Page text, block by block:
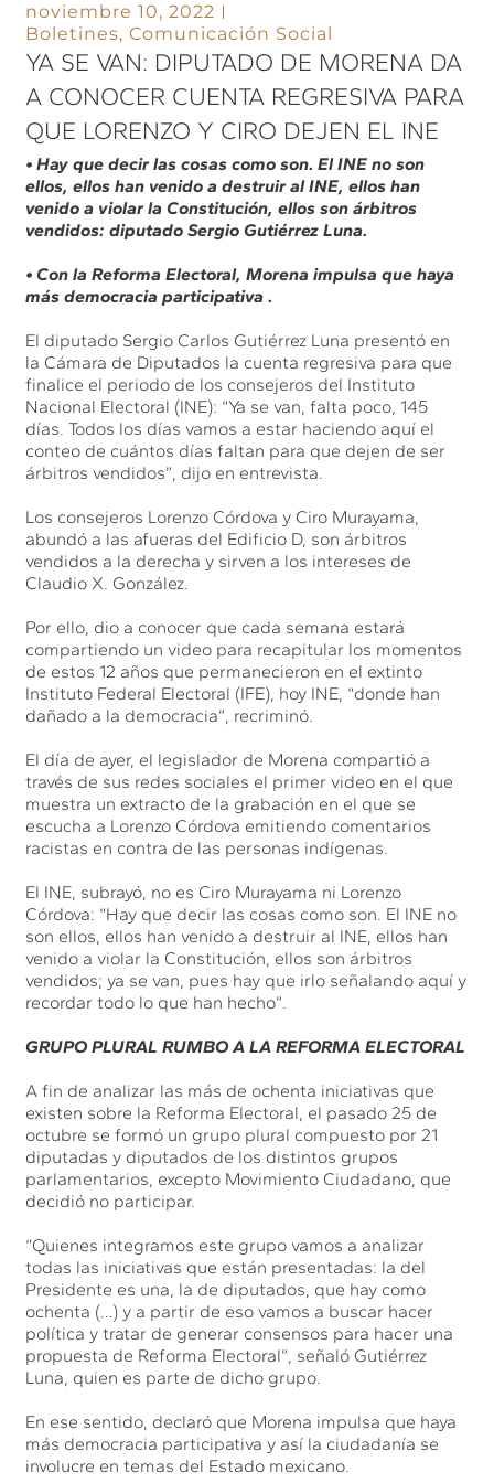
noviembre 10, 2022
Boletines,Comunicación Social
YA SE VAN: DIPUTADO DE MORENA DA
A CONOCER CUENTA REGRESIVA PARA
QUE LORENZO Y CIRO DEJEN EL INE
• Hay que decir las cosas como son. El INE no son
ellos, ellos han venido a destruir al INE, ellos han
venido a violar la Constitución, ellos son árbitros
vendidos: diputado Sergio Gutiérrez Luna.
• Con la Reforma Electoral, Morena impulsa que haya
más democracia participativa .
El diputado Sergio Carlos Gutiérrez Luna presentó en
la Cámara de Diputados la cuenta regresiva para que
finalice el periodo de los consejeros del Instituto
Nacional Electoral (INE): “Ya se van, falta poco, 145
días. Todos los días vamos a estar haciendo aquí el
conteo de cuántos días faltan para que dejen de ser
árbitros vendidos”, dijo en entrevista.
Los consejeros Lorenzo Córdova y Ciro Murayama,
abundó a las afueras del Edificio D, son árbitros
vendidos a la derecha y sirven a los intereses de
Claudio X. González.
Por ello, dio a conocer que cada semana estará
compartiendo un video para recapitular los momentos
de estos 12 años que permanecieron en el extinto
Instituto Federal Electoral (IFE), hoy INE, “donde han
dañado a la democracia”, recriminó.
El día de ayer, el legislador de Morena compartió a
través de sus redes sociales el primer video en el que
muestra un extracto de la grabación en el que se
escucha a Lorenzo Córdova emitiendo comentarios
racistas en contra de las personas indígenas.
El INE, subrayó, no es Ciro Murayama ni Lorenzo
Córdova: “Hay que decir las cosas como son. El INE no
son ellos, ellos han venido a destruir al INE, ellos han
venido a violar la Constitución, ellos son árbitros
vendidos; ya se van, pues hay que irlo señalando aquí y
recordar todo lo que han hecho”.
GRUPO PLURAL RUMBO A LA REFORMA ELECTORAL
A fin de analizar las más de ochenta iniciativas que
existen sobre la Reforma Electoral, el pasado 25 de
octubre se formó un grupo plural compuesto por 21
diputadas y diputados de los distintos grupos
parlamentarios, excepto Movimiento Ciudadano, que
decidió no participar.
“Quienes integramos este grupo vamos a analizar
todas las iniciativas que están presentadas: la del
Presidente es una, la de diputados, que hay como
ochenta (…) y a partir de eso vamos a buscar hacer
política y tratar de generar consensos para hacer una
propuesta de Reforma Electoral”, señaló Gutiérrez
Luna, quien es parte de dicho grupo.
En ese sentido, declaró que Morena impulsa que haya
más democracia participativa y así la ciudadanía se
involucre en temas del Estado mexicano.